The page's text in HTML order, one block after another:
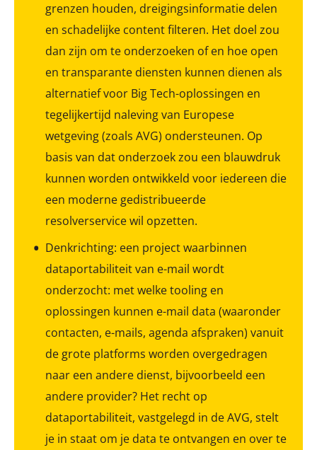
grenzen houden, dreigingsinformatie delen
en schadelijke content filteren. Het doel zou
dan zijn om te onderzoeken of en hoe open
en transparante diensten kunnen dienen als
alternatief voor Big Tech-oplossingen en
tegelijkertijd naleving van Europese
wetgeving (zoals AVG) ondersteunen. Op
basis van dat onderzoek zou een blauwdruk
kunnen worden ontwikkeld voor iedereen die
een moderne gedistribueerde
resolverservice wil opzetten.
Denkrichting: een project waarbinnen
dataportabiliteit van e-mail wordt
onderzocht: met welke tooling en
oplossingen kunnen e-mail data (waaronder
contacten, e-mails, agenda afspraken) vanuit
de grote platforms worden overgedragen
naar een andere dienst, bijvoorbeeld een
andere provider? Het recht op
dataportabiliteit, vastgelegd in de AVG, stelt
je in staat om je data te ontvangen en over te